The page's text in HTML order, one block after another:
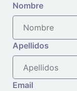
Nombre
Apellidos
Email